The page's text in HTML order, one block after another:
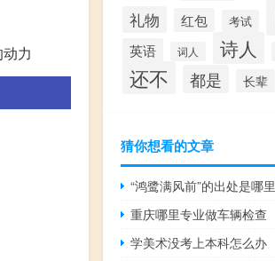
力
礼物 红包 考试
英语 词人 诗人
还不 都是 长辈
猜你想看的文章
“鸿鹭满风前”的出处是哪里
重庆哪里专业做车辆检查
学美术没考上本科怎么办